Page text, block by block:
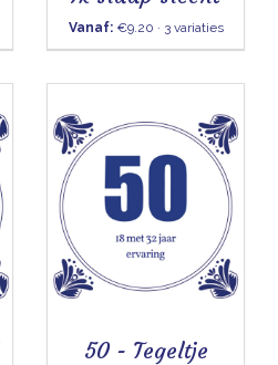
Vanaf:€9.20 · 3 variaties
50 - Tegeltje